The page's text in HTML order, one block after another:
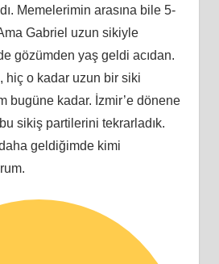
Memelerimin arasına bile 5-
Gabriel uzun sikiyle
gözümden yaş geldi acıdan.
hiç o kadar uzun bir siki
bugüne kadar. İzmir’e dönene
sikiş partilerini tekrarladık.
geldiğimde kimi